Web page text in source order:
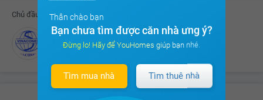
Chủ đầu tư
Công ty CP Vinaconex 6
Thân chào bạn
Bạn chưa tìm được căn nhà ưng ý?
Đừng lo! Hãy để YouHomes giúp bạn nhé.
Tìm mua nhà Tìm thuê nhà